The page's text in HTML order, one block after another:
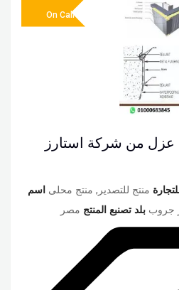
عزل من شركة استارز
منتج للتصدير, منتج محلى اسم
جروب بلد تصنبع المنتج مصر
On Call